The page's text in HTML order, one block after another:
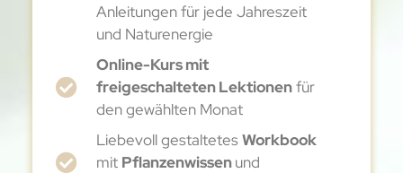
Anleitungen für jede Jahreszeit
und Naturenergie
Online-Kurs mit
freigeschalteten Lektionenfür
den gewählten Monat
Liebevoll gestaltetesWorkbook
mit Pflanzenwissenund